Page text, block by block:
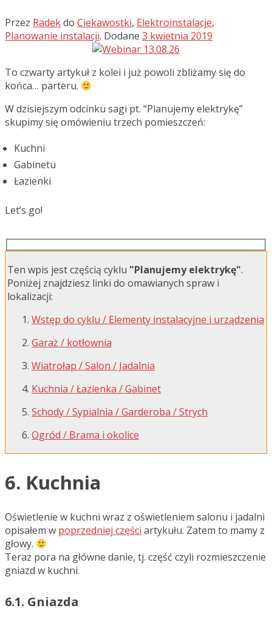
Przez Radekdo Ciekawostki, Elektroinstalacje,
Planowanie instalacji. Dodane 3 kwietnia 2019
To czwarty artykuł z kolei i już powoli zbliżamy się do
końca… parteru.
W dzisiejszym odcinku sagi pt. “Planujemy elektrykę”
skupimy się omówieniu trzech pomieszczeń:
Kuchni
Gabinetu
Łazienki
Let’s go!
Ten wpis jest częścią cyklu "Planujemy elektrykę".
Poniżej znajdziesz linki do omawianych spraw i
lokalizacji:
Wstęp do cyklu / Elementy instalacyjne i urządzenia
Garaż / kotłownia
Wiatrołap / Salon / Jadalnia
Kuchnia / Łazienka / Gabinet
Schody / Sypialnia / Garderoba / Strych
Ogród / Brama i okolice
6. Kuchnia
Oświetlenie w kuchni wraz z oświetleniem salonu i jadalni
opisałem w poprzedniej części artykułu. Zatem to mamy z
głowy.
Teraz pora na główne danie, tj. część czyli rozmieszczenie
gniazd w kuchni.
6.1. Gniazda